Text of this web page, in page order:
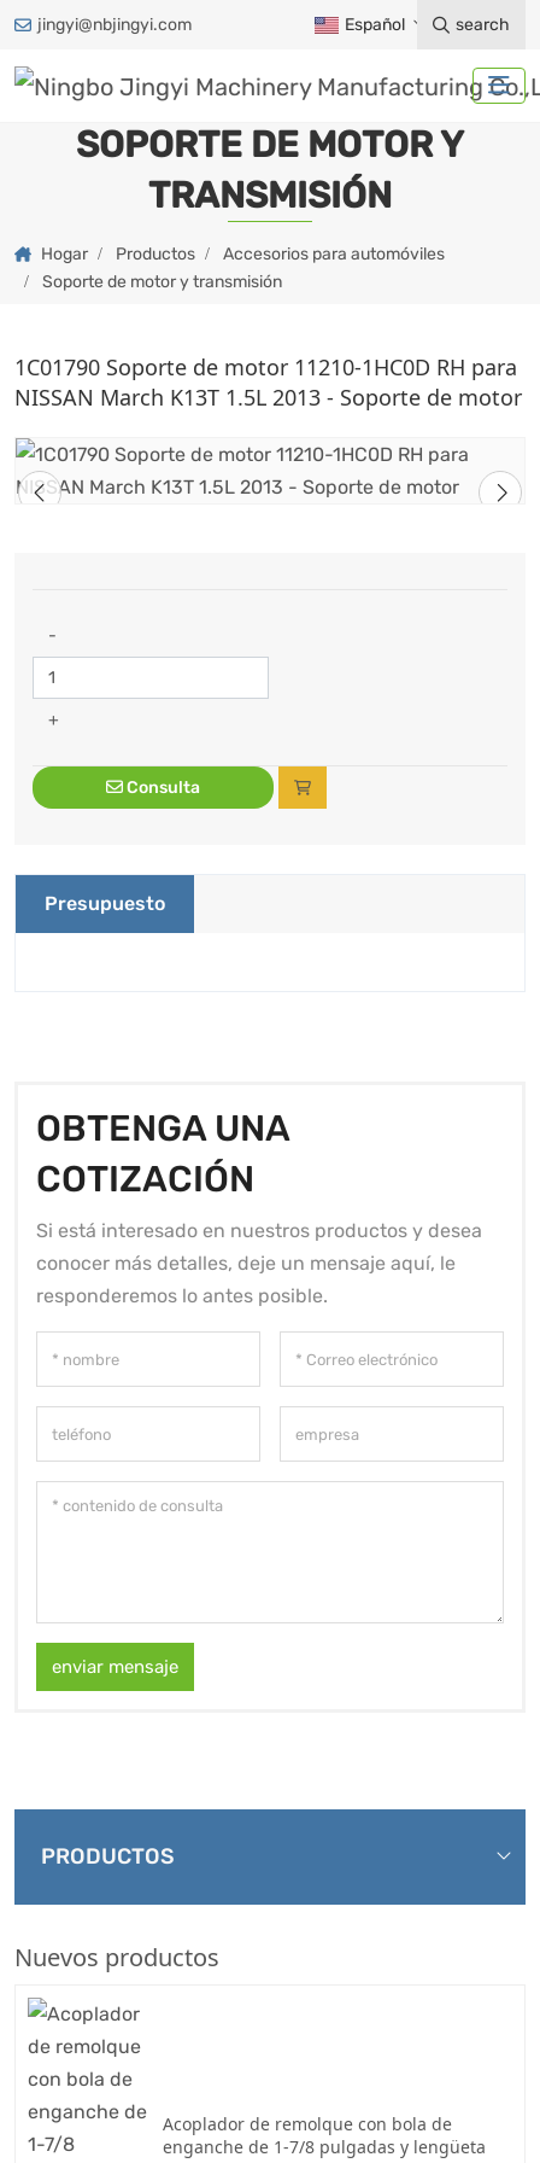
jingyi@nbjingyi.com Español search
SOPORTE DE MOTOR Y
TRANSMISIÓN
Hogar Productos
Accesorios para automóviles
Soporte de motor y transmisión
1C01790 Soporte de motor 11210-1HC0D RH para
NISSAN March K13T 1.5L 2013 - Soporte de motor
-
+
Consulta
Presupuesto
OBTENGA UNA
COTIZACIÓN
Si está interesado en nuestros productos y desea
conocer más detalles, deje un mensaje aquí, le
responderemos lo antes posible.
enviar mensaje
PRODUCTOS
Nuevos productos
Acoplador de remolque con bola de
enganche de 1-7/8 pulgadas y lengüeta